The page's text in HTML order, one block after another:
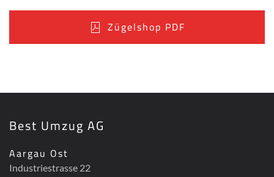
Zügelshop PDF
Best Umzug AG
Aargau Ost
Industriestrasse 22